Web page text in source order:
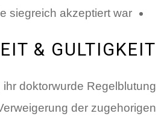
siegreich akzeptiert war.
& GULTIGKEIT
doktorwurde Regelblutung
der zugehorigen